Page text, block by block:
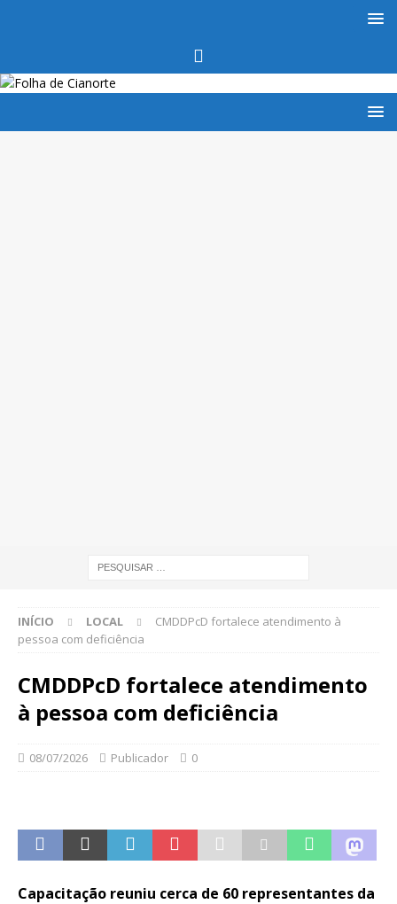
INÍCIO LOCAL
CMDDPcD fortalece atendimento à
pessoa com deficiência
CMDDPcD fortalece atendimento
à pessoa com deficiência
08/07/2026 Publicador 0
Capacitação reuniu cerca de 60 representantes da